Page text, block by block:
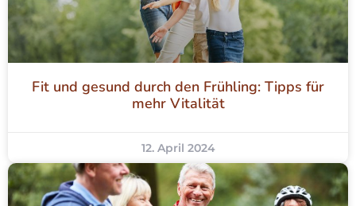
Fit und gesund durch den Frühling: Tipps für
mehr Vitalität
12. April 2024